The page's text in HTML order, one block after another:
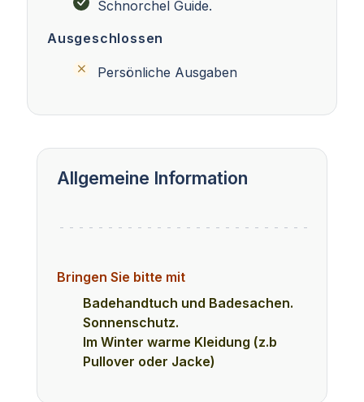
Schnorchel Guide.
Ausgeschlossen
Persönliche Ausgaben
Allgemeine Information
Bringen Sie bitte mit
Badehandtuch und Badesachen.
Sonnenschutz.
Im Winter warme Kleidung (z.b
Pullover oder Jacke)